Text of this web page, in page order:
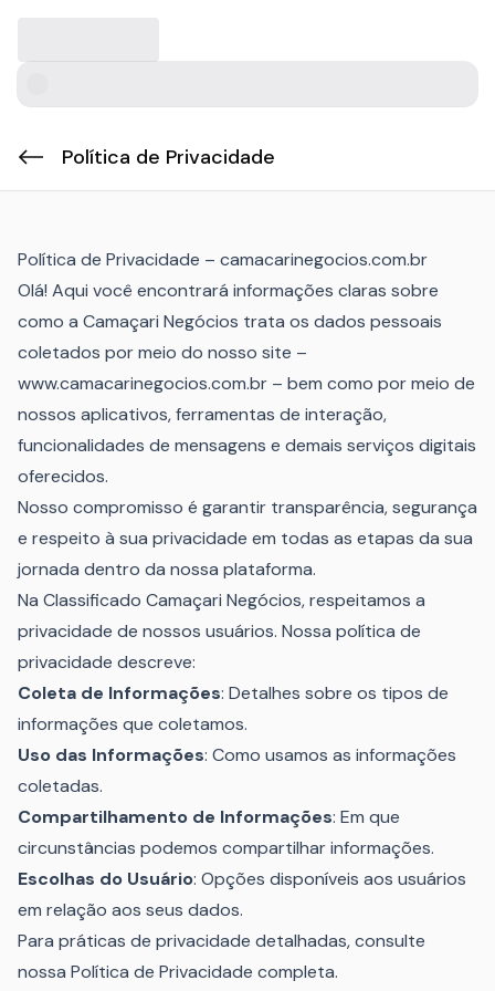
Política de Privacidade
Política de Privacidade – camacarinegocios.com.br
Olá! Aqui você encontrará informações claras sobre
como a Camaçari Negócios trata os dados pessoais
coletados por meio do nosso site –
www.camacarinegocios.com.br – bem como por meio de
nossos aplicativos, ferramentas de interação,
funcionalidades de mensagens e demais serviços digitais
oferecidos.
Nosso compromisso é garantir transparência, segurança
e respeito à sua privacidade em todas as etapas da sua
jornada dentro da nossa plataforma.
Na Classificado Camaçari Negócios, respeitamos a
privacidade de nossos usuários. Nossa política de
privacidade descreve:
Coleta de Informações: Detalhes sobre os tipos de
informações que coletamos.
Uso das Informações: Como usamos as informações
coletadas.
Compartilhamento de Informações: Em que
circunstâncias podemos compartilhar informações.
Escolhas do Usuário: Opções disponíveis aos usuários
em relação aos seus dados.
Para práticas de privacidade detalhadas, consulte
nossa Política de Privacidade completa.